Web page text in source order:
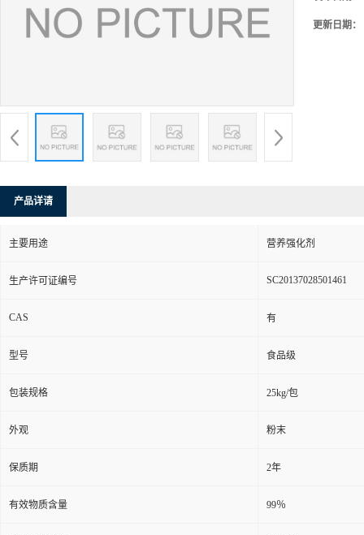
更新日期：
产品详请
主要用途 营养强化剂
生产许可证编号 SC20137028501461
CAS 有
型号 食品级
包装规格 25kg/包
外观 粉末
保质期 2年
有效物质含量 99％